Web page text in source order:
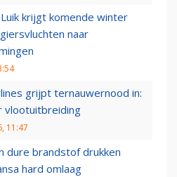
krijgt komende winter
naar
grijpt ternauwernood in:
vlootuitbreiding
11:47
dure brandstof drukken
hard omlaag